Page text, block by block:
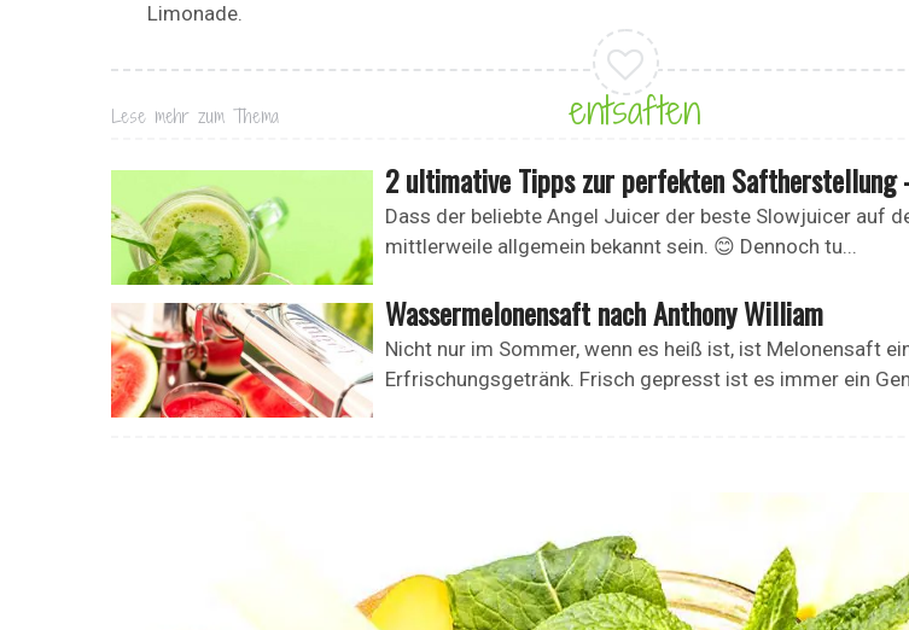
Limonade.
Lese mehr zum Thema entsaften
2 ultimative Tipps zur perfekten Saftherstellung
Dass der beliebte Angel Juicer der beste Slowjuicer auf
mittlerweile allgemein bekannt sein. 😊 Dennoch tu...
Wassermelonensaft nach Anthony William
Nicht nur im Sommer, wenn es heiß ist, ist Melonensaft
Erfrischungsgetränk. Frisch gepresst ist es immer ein